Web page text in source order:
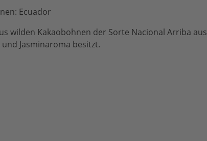
Ecuador
wilden Kakaobohnen der Sorte Nacional Arriba aus
Jasminaroma besitzt.